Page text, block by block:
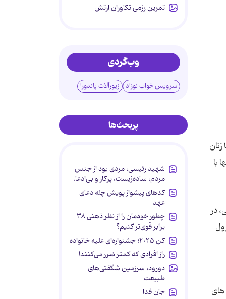
با
در
تمرین رزمی تکاوران ارتش
وب‌گردی
سرویس خواب نوزاد زیورآلات پاندورا
پربحث‌ها
شهید رئیسی، مردی بود از جنس
مردم، ساده‌زیست، پرکار و بی‌ادعا.
کدهای پیشواز پویش چله دعای
عهد
چطور خودمان را از نظر ذهنی ۳۸
برابر قوی‌تر کنیم؟
کن ۲۰۲۵؛ جشنواره‌ای علیه خانواده
راز افرادی که کمتر ضرر می‌کنند!
دورود، سرزمین شگفتی‌های
طبیعت
جان فدا